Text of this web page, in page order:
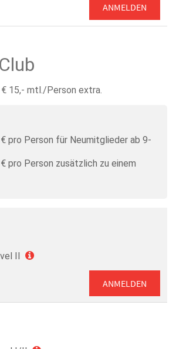
ANMELDEN
15,- mtl./Person extra.
pro Person für Neumitglieder ab 9-
pro Person zusätzlich zu einem
II
ANMELDEN